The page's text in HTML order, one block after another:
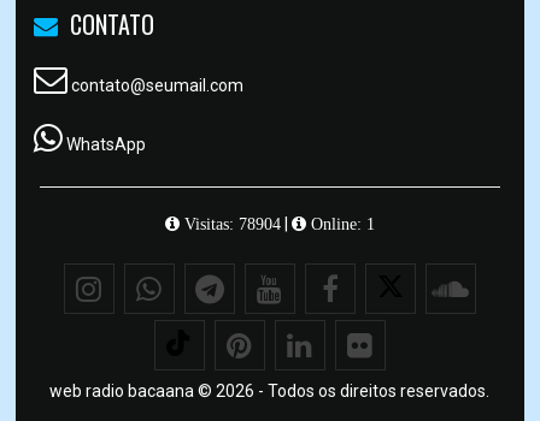
CONTATO
contato@seumail.com
WhatsApp
Visitas: 78904| Online: 1
web radio bacaana © 2026 - Todos os direitos reservados.